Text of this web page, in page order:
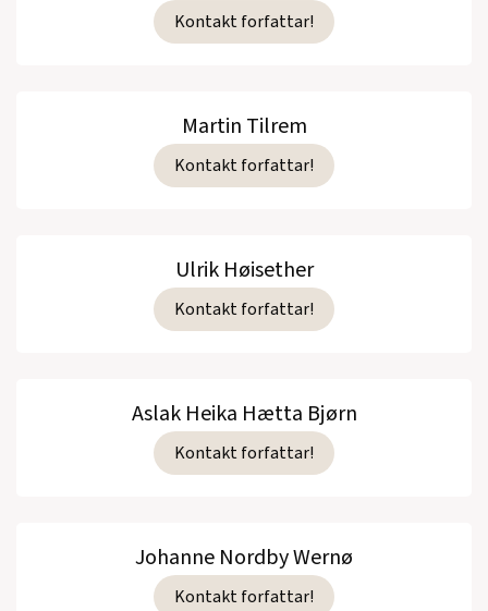
Kontakt forfattar!
Martin Tilrem
Kontakt forfattar!
Ulrik Høisether
Kontakt forfattar!
Aslak Heika Hætta Bjørn
Kontakt forfattar!
Johanne Nordby Wernø
Kontakt forfattar!